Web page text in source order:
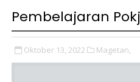
Pembelajaran
Oktober 13, 2022 Magetan,